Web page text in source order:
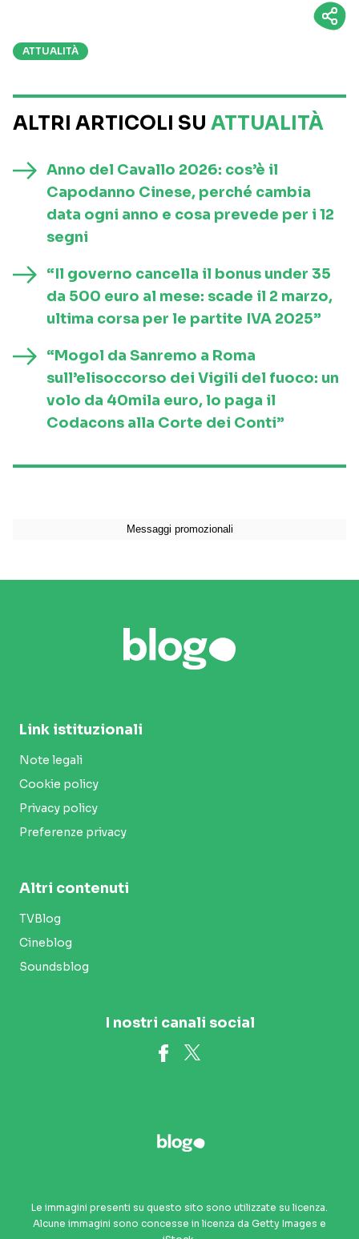
ATTUALITÀ
ALTRI ARTICOLI SU ATTUALITÀ
Anno del Cavallo 2026: cos’è il
Capodanno Cinese, perché cambia
data ogni anno e cosa prevede per i 12
segni
“Il governo cancella il bonus under 35
da 500 euro al mese: scade il 2 marzo,
ultima corsa per le partite IVA 2025”
“Mogol da Sanremo a Roma
sull’elisoccorso dei Vigili del fuoco: un
volo da 40mila euro, lo paga il
Codacons alla Corte dei Conti”
Link istituzionali
Note legali
Cookie policy
Privacy policy
Preferenze privacy
Altri contenuti
TVBlog
Cineblog
Soundsblog
I nostri canali social
Le immagini presenti su questo sito sono utilizzate su licenza.
Alcune immagini sono concesse in licenza da Getty Images e